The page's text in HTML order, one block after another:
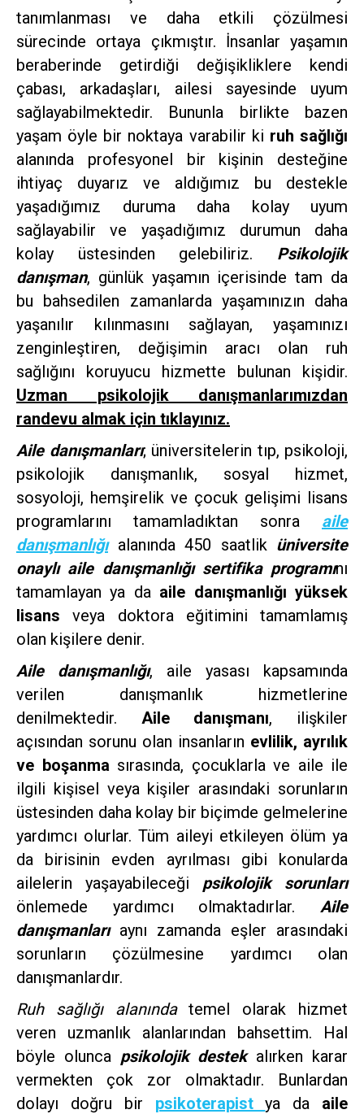
tanımlanması ve daha etkili çözülmesi
sürecinde ortaya çıkmıştır. İnsanlar yaşamın
beraberinde getirdiği değişikliklere kendi
çabası, arkadaşları, ailesi sayesinde uyum
sağlayabilmektedir. Bununla birlikte bazen
yaşam öyle bir noktaya varabilir ki ruh sağlığı
alanında profesyonel bir kişinin desteğine
ihtiyaç duyarız ve aldığımız bu destekle
yaşadığımız duruma daha kolay uyum
sağlayabilir ve yaşadığımız durumun daha
kolay üstesinden gelebiliriz. Psikolojik
danışman, günlük yaşamın içerisinde tam da
bu bahsedilen zamanlarda yaşamınızın daha
yaşanılır kılınmasını sağlayan, yaşamınızı
zenginleştiren, değişimin aracı olan ruh
sağlığını koruyucu hizmette bulunan kişidir.
Uzman psikolojik danışmanlarımızdan
randevu almak için tıklayınız.
Aile danışmanları; üniversitelerin tıp, psikoloji,
psikolojik danışmanlık, sosyal hizmet,
sosyoloji, hemşirelik ve çocuk gelişimi lisans
programlarını tamamladıktan sonra aile
danışmanlığıalanında 450 saatlik üniversite
onaylı aile danışmanlığı sertifika programını
tamamlayan ya da aile danışmanlığı yüksek
lisans veya doktora eğitimini tamamlamış
olan kişilere denir.
Aile danışmanlığı, aile yasası kapsamında
verilen danışmanlık hizmetlerine
denilmektedir. Aile danışmanı, ilişkiler
açısından sorunu olan insanların evlilik, ayrılık
ve boşanma sırasında, çocuklarla ve aile ile
ilgili kişisel veya kişiler arasındaki sorunların
üstesinden daha kolay bir biçimde gelmelerine
yardımcı olurlar. Tüm aileyi etkileyen ölüm ya
da birisinin evden ayrılması gibi konularda
ailelerin yaşayabileceği psikolojik sorunları
önlemede yardımcı olmaktadırlar. Aile
danışmanlarıaynı zamanda eşler arasındaki
sorunların çözülmesine yardımcı olan
danışmanlardır.
Ruh sağlığı alanındatemel olarak hizmet
veren uzmanlık alanlarından bahsettim. Hal
böyle olunca psikolojik destekalırken karar
vermekten çok zor olmaktadır. Bunlardan
dolayı doğru bir psikoterapistya da aile